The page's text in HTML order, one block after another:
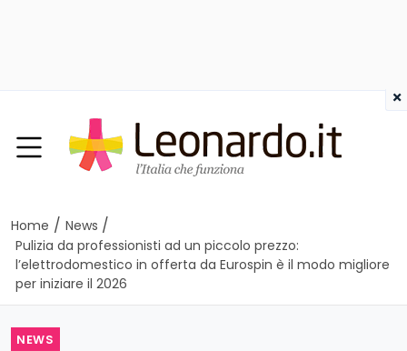
Home / News /
Pulizia da professionisti ad un piccolo prezzo:
l’elettrodomestico in offerta da Eurospin è il modo migliore
per iniziare il 2026
NEWS
×